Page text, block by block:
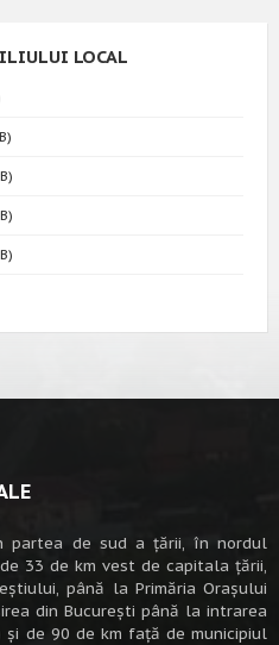
LOCAL
partea de sud a ţării, în nordul
33 de km vest de capitala țării,
până la Primăria Orașului
din București până la intrarea
de 90 de km faţă de municipiul